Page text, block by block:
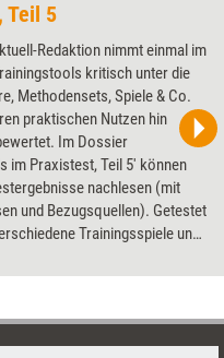
Teil 5
Redaktion nimmt einmal im
kritisch unter die
Methodensets, Spiele & Co.
praktischen Nutzen hin
Im Dossier
im Praxistest, Teil 5' können
nachlesen (mit
und Bezugsquellen). Getestet
Trainingsspiele und